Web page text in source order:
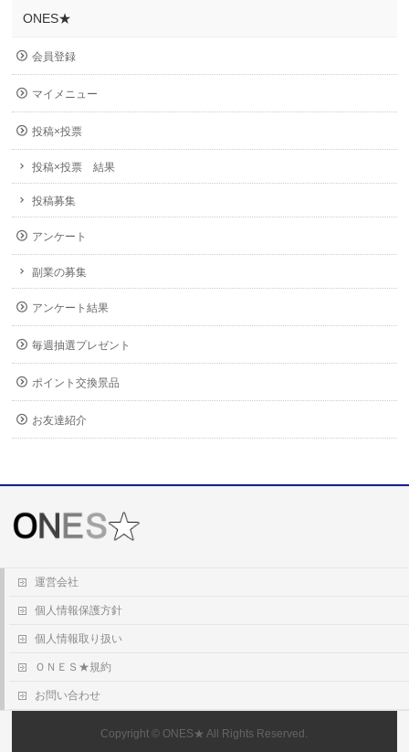
ONES★
会員登録
マイメニュー
投稿×投票
投稿×投票 結果
投稿募集
アンケート
副業の募集
アンケート結果
毎週抽選プレゼント
ポイント交換景品
お友達紹介
運営会社
個人情報保護方針
個人情報取り扱い
ＯＮＥＳ★規約
お問い合わせ
Copyright © ONES★ All Rights Reserved.